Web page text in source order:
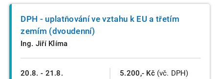
20.8. - 21.8.
DPH - uplatňování ve vztahu k EU a třetím
zemím (dvoudenní)
Ing. Jiří Klíma
5.200,- Kč (vč. DPH)